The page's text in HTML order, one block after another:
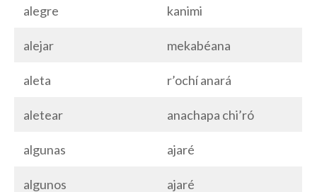
alegre kanimi
alejar mekabéana
aleta r’ochí anará
aletear anachapa chi’ró
algunas ajaré
algunos ajaré